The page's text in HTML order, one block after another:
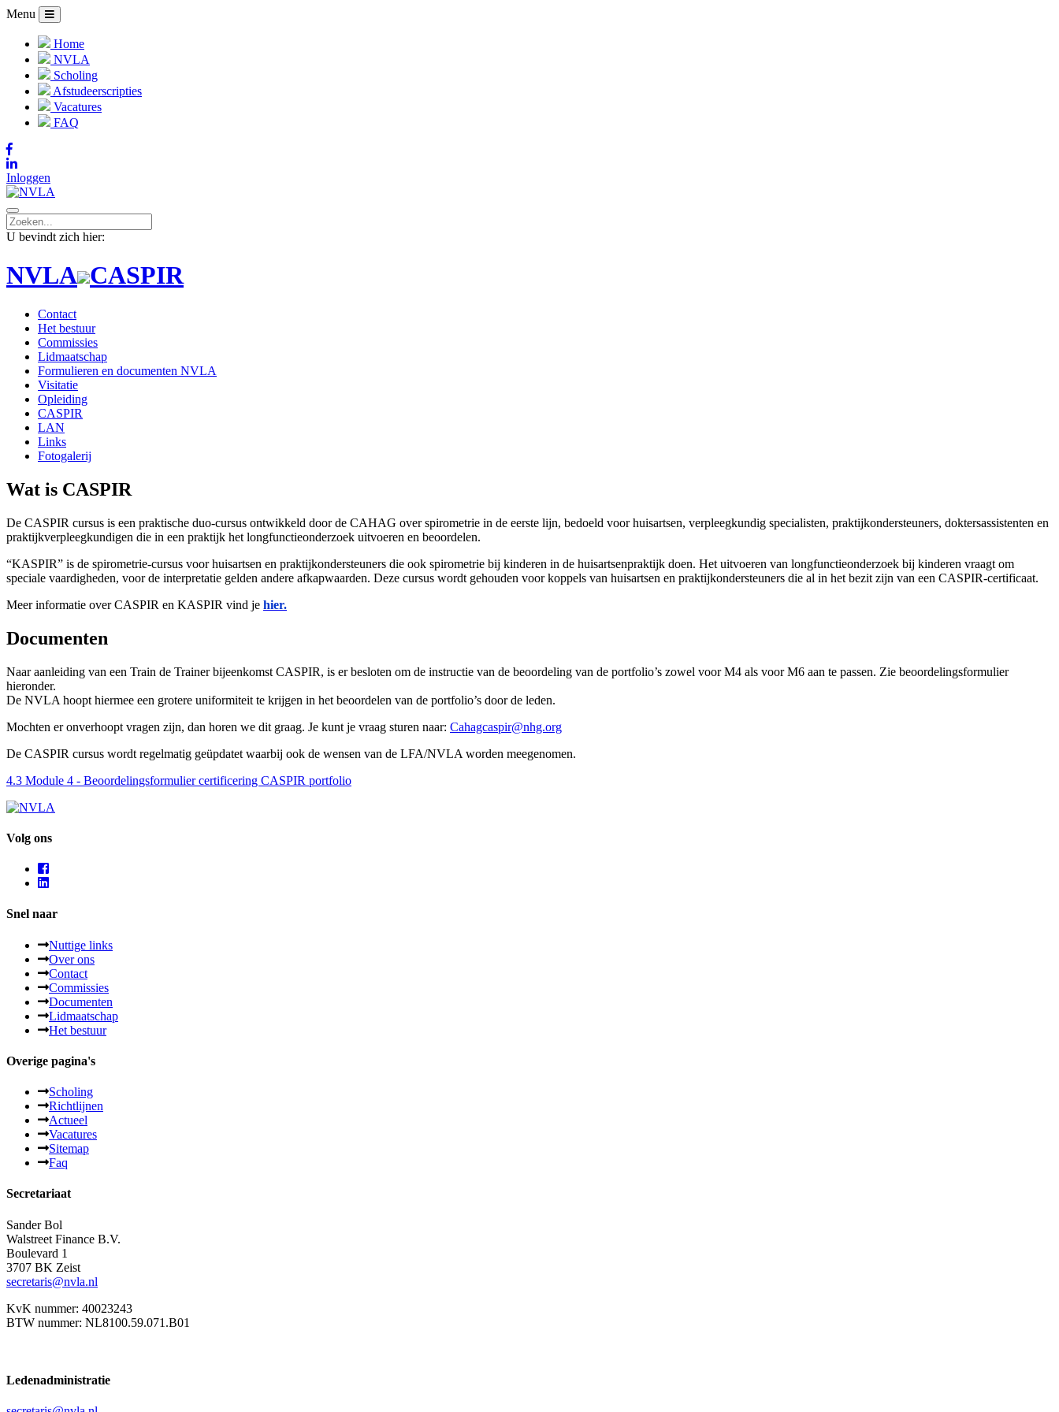
Menu
Home
NVLA
Scholing
Afstudeerscripties
Vacatures
FAQ
Inloggen
U bevindt zich hier:
NVLA CASPIR
Contact
Het bestuur
Commissies
Lidmaatschap
Formulieren en documenten NVLA
Visitatie
Opleiding
CASPIR
LAN
Links
Fotogalerij
Wat is CASPIR
De CASPIR cursus is een praktische duo-cursus ontwikkeld door de CAHAG over spirometrie in de eerste lijn, bedoeld voor huisartsen, verpleegkundig specialisten, praktijkondersteuners, doktersassistenten en
praktijkverpleegkundigen die in een praktijk het longfunctieonderzoek uitvoeren en beoordelen.
“KASPIR” is de spirometrie-cursus voor huisartsen en praktijkondersteuners die ook spirometrie bij kinderen in de huisartsenpraktijk doen. Het uitvoeren van longfunctieonderzoek bij kinderen vraagt om
speciale vaardigheden, voor de interpretatie gelden andere afkapwaarden. Deze cursus wordt gehouden voor koppels van huisartsen en praktijkondersteuners die al in het bezit zijn van een CASPIR-certificaat.
Meer informatie over CASPIR en KASPIR vind je hier.
Documenten
Naar aanleiding van een Train de Trainer bijeenkomst CASPIR, is er besloten om de instructie van de beoordeling van de portfolio’s zowel voor M4 als voor M6 aan te passen. Zie beoordelingsformulier
hieronder.
De NVLA hoopt hiermee een grotere uniformiteit te krijgen in het beoordelen van de portfolio’s door de leden.
Mochten er onverhoopt vragen zijn, dan horen we dit graag. Je kunt je vraag sturen naar: Cahagcaspir@nhg.org
De CASPIR cursus wordt regelmatig geüpdatet waarbij ook de wensen van de LFA/NVLA worden meegenomen.
4.3 Module 4 - Beoordelingsformulier certificering CASPIR portfolio
Volg ons
Snel naar
Nuttige links
Over ons
Contact
Commissies
Documenten
Lidmaatschap
Het bestuur
Overige pagina's
Scholing
Richtlijnen
Actueel
Vacatures
Sitemap
Faq
Secretariaat
Sander Bol
Walstreet Finance B.V.
Boulevard 1
3707 BK Zeist
secretaris@nvla.nl
KvK nummer: 40023243
BTW nummer: NL8100.59.071.B01
Ledenadministratie